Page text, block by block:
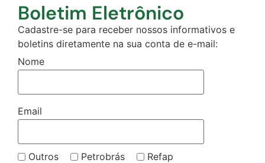
Boletim Eletrônico
Cadastre-se para receber nossos informativos e
boletins diretamente na sua conta de e-mail:
Nome
Email
Outros Petrobrás
Refap